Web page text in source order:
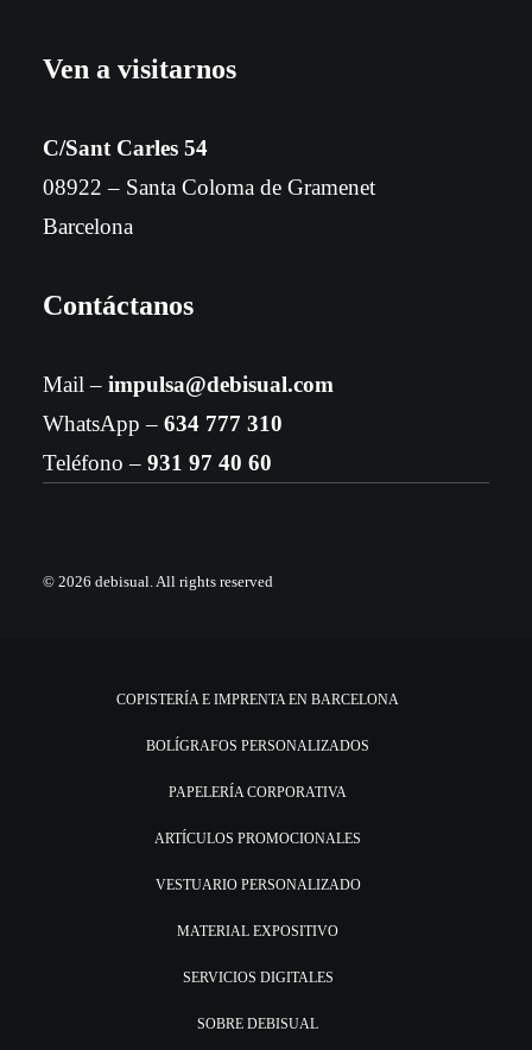
Ven a visitarnos
C/Sant Carles 54
08922 – Santa Coloma de Gramenet
Barcelona
Contáctanos
Mail – impulsa@debisual.com
WhatsApp – 634 777 310
Teléfono – 931 97 40 60
© 2026 debisual.All rights reserved
COPISTERÍA E IMPRENTA EN BARCELONA
BOLÍGRAFOS PERSONALIZADOS
PAPELERÍA CORPORATIVA
ARTÍCULOS PROMOCIONALES
VESTUARIO PERSONALIZADO
MATERIAL EXPOSITIVO
SERVICIOS DIGITALES
SOBRE DEBISUAL